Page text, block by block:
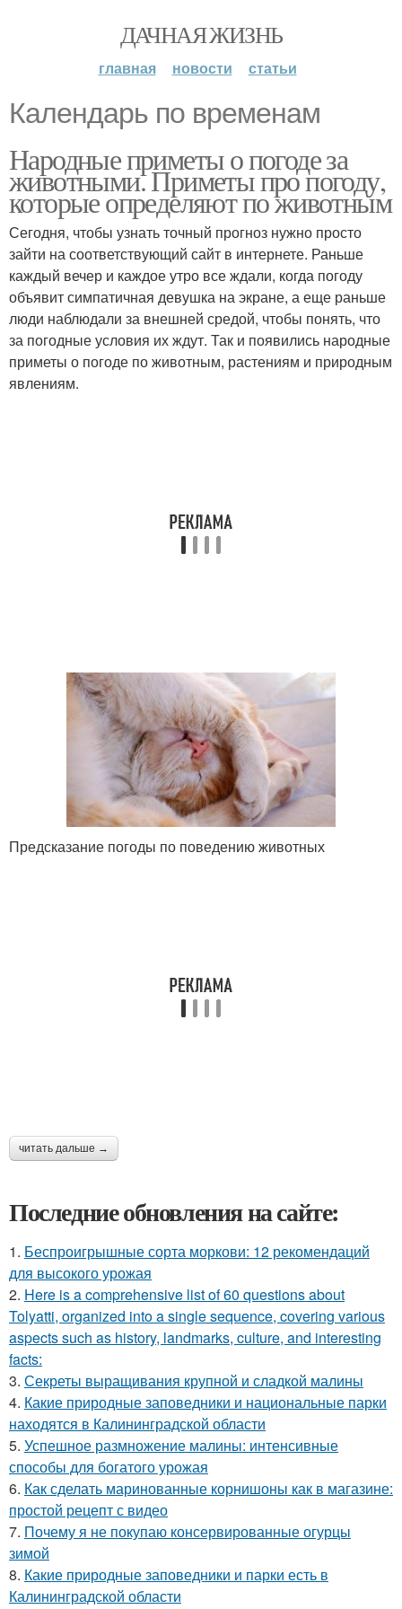
ДАЧНАЯ ЖИЗНЬ
главная новости статьи
Календарь по временам
Народные приметы о погоде за
животными. Приметы про погоду,
которые определяют по животным
Сегодня, чтобы узнать точный прогноз нужно просто
зайти на соответствующий сайт в интернете. Раньше
каждый вечер и каждое утро все ждали, когда погоду
объявит симпатичная девушка на экране, а еще раньше
люди наблюдали за внешней средой, чтобы понять, что
за погодные условия их ждут. Так и появились народные
приметы о погоде по животным, растениям и природным
явлениям.
Предсказание погоды по поведению животных
читать дальше →
Последние обновления на сайте:
1. Беспроигрышные сорта моркови: 12 рекомендаций
для высокого урожая
2. Here is a comprehensive list of 60 questions about
Tolyatti, organized into a single sequence, covering various
aspects such as history, landmarks, culture, and interesting
facts:
3. Секреты выращивания крупной и сладкой малины
4. Какие природные заповедники и национальные парки
находятся в Калининградской области
5. Успешное размножение малины: интенсивные
способы для богатого урожая
6. Как сделать маринованные корнишоны как в магазине:
простой рецепт с видео
7. Почему я не покупаю консервированные огурцы
зимой
8. Какие природные заповедники и парки есть в
Калининградской области